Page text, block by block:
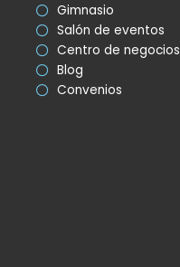
Gimnasio
Salón de eventos
Centro de negocios
Blog
Convenios